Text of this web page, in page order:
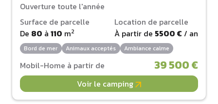
Ouverture toute l'année
Surface de parcelle
De 80 à 110 m2
Location de parcelle
À partir de 5500 € / an
Bord de mer Animaux acceptés Ambiance calme
Mobil-Home à partir de 39 500 €
Voir le camping